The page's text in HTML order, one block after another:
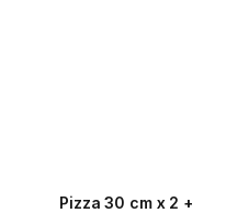
Pizza 30 cm x 2 +